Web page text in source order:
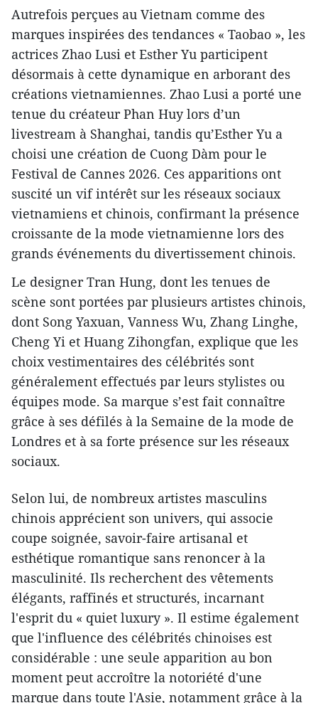
Autrefois perçues au Vietnam comme des
marques inspirées des tendances « Taobao », les
actrices Zhao Lusi et Esther Yu participent
désormais à cette dynamique en arborant des
créations vietnamiennes. Zhao Lusi a porté une
tenue du créateur Phan Huy lors d’un
livestream à Shanghai, tandis qu’Esther Yu a
choisi une création de Cuong Dàm pour le
Festival de Cannes 2026. Ces apparitions ont
suscité un vif intérêt sur les réseaux sociaux
vietnamiens et chinois, confirmant la présence
croissante de la mode vietnamienne lors des
grands événements du divertissement chinois.
Le designer Tran Hung, dont les tenues de
scène sont portées par plusieurs artistes chinois,
dont Song Yaxuan, Vanness Wu, Zhang Linghe,
Cheng Yi et Huang Zihongfan, explique que les
choix vestimentaires des célébrités sont
généralement effectués par leurs stylistes ou
équipes mode. Sa marque s’est fait connaître
grâce à ses défilés à la Semaine de la mode de
Londres et à sa forte présence sur les réseaux
sociaux.
Selon lui, de nombreux artistes masculins
chinois apprécient son univers, qui associe
coupe soignée, savoir-faire artisanal et
esthétique romantique sans renoncer à la
masculinité. Ils recherchent des vêtements
élégants, raffinés et structurés, incarnant
l'esprit du « quiet luxury ». Il estime également
que l'influence des célébrités chinoises est
considérable : une seule apparition au bon
moment peut accroître la notoriété d'une
marque dans toute l'Asie, notamment grâce à la